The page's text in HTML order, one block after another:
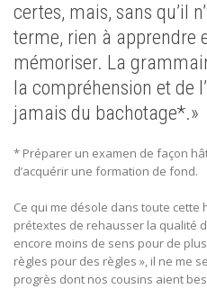
certes, mais, sans qu’il
terme, rien à apprendre
mémoriser. La
la compréhension et de
jamais du bachotage*.»
* Préparer un examen de façon
d’acquérir une formation de fond.
Ce qui me désole dans toute cette
prétextes de rehausser la qualité
encore moins de sens pour de
règles pour des règles », il ne me
progrès dont nos cousins aient